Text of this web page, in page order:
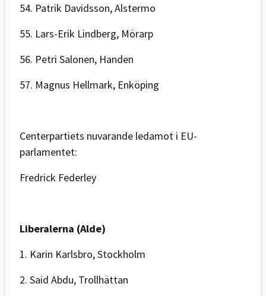
54. Patrik Davidsson, Alstermo
55. Lars-Erik Lindberg, Mörarp
56. Petri Salonen, Handen
57. Magnus Hellmark, Enköping
Centerpartiets nuvarande ledamot i EU-
parlamentet:
Fredrick Federley
Liberalerna (Alde)
1. Karin Karlsbro, Stockholm
2. Said Abdu, Trollhättan